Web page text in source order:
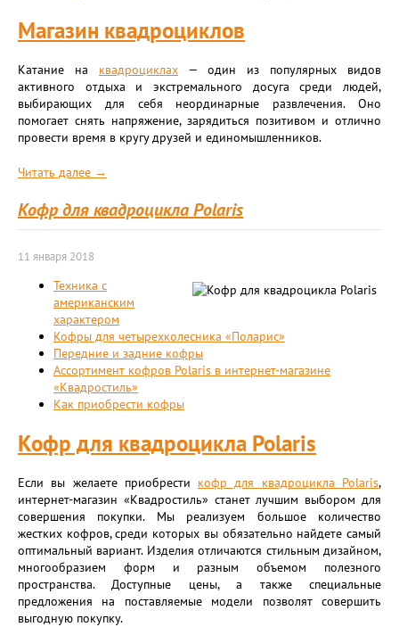
Магазин квадроциклов
Катание на квадроциклах — один из популярных видов
активного отдыха и экстремального досуга среди людей,
выбирающих для себя неординарные развлечения. Оно
помогает снять напряжение, зарядиться позитивом и отлично
провести время в кругу друзей и единомышленников.
Читать далее →
Кофр для квадроцикла Polaris
11 января 2018
Техника с
американским
характером
Кофры для четырехколесника «Поларис»
Передние и задние кофры
Ассортимент кофров Polaris в интернет-магазине
«Квадростиль»
Как приобрести кофры
Кофр для квадроцикла Polaris
Если вы желаете приобрести кофр для квадроцикла Polaris,
интернет-магазин «Квадростиль» станет лучшим выбором для
совершения покупки. Мы реализуем большое количество
жестких кофров, среди которых вы обязательно найдете самый
оптимальный вариант. Изделия отличаются стильным дизайном,
многообразием форм и разным объемом полезного
пространства. Доступные цены, а также специальные
предложения на поставляемые модели позволят совершить
выгодную покупку.